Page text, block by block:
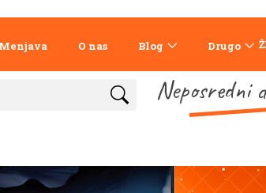
Menjava O nas Blog Drugo
Neposredni